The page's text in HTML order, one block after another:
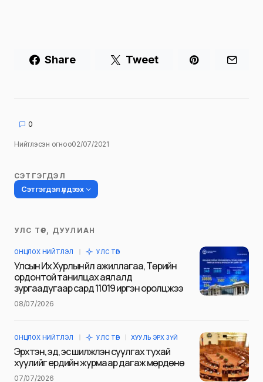
Share Tweet
0
Нийтлэсэн огноо02/07/2021
СЭТГЭГДЭЛ
Сэтгэгдэл үлдээх
Таны имэйл хаягийг нийтлэхгүй.
тэмдэглэсэн
Name
УЛС ТӨР, ДУУЛИАН
ОНЦЛОХ НИЙТЛЭЛ УЛС ТӨР
Улсын Их Хурлын үйл ажиллагаа, Төрийн
ордонтой танилцах аялалд
зургаадугаар сард 11019 иргэн оролцжээ
08/07/2026
ОНЦЛОХ НИЙТЛЭЛ УЛС ТӨР ХУУЛЬ ЭРХ ЗҮЙ
Эрхтэн, эд, эс шилжүүлэн суулгах тухай
хуулийг ердийн журмаар дагаж мөрдөнө
07/07/2026